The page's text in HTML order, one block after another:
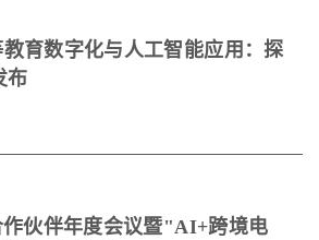
育数字化与人工智能应用：探
布
伙伴年度会议暨"AI+跨境电